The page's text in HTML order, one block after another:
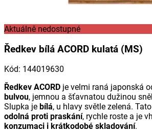
Aktuálně nedostupné
Ředkev bílá ACORD kulatá (MS)
Kód: 144019630
Ředkev ACORD je velmi raná japonská
bulvou, jemnou a šťavnatou dužinou
Slupka je bílá, u hlavy světle zelená.
odolná proti praskání, rychle roste a je
konzumaci i krátkodobé skladování.